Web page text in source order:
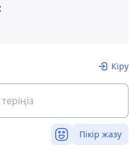
Кіру
Пікір жазу